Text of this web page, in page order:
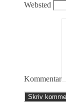
Websted
Kommentar